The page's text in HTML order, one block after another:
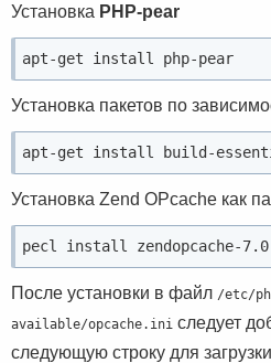
Установка PHP-pear
apt-get install php-pear
Установка пакетов по
apt-get install build-
Установка Zend OPcache как
pecl install zendopcache-
После установки в файл /etc/
available/opcache.ini следует
следующую строку для